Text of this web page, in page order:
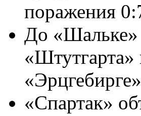
поражения
До «Шальке»
«Спартак»